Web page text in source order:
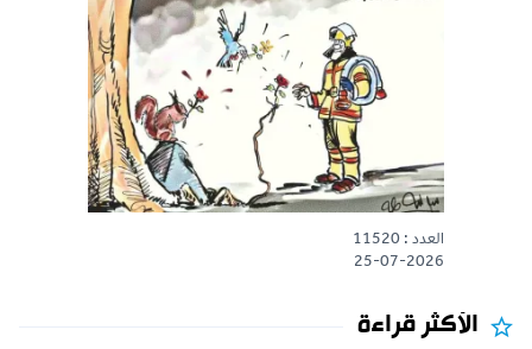
العدد : 11520
25-07-2026
الأكثر قراءة